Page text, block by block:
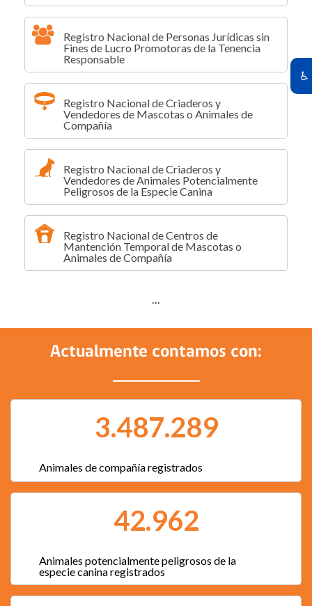
♿
Registro Nacional de Personas Jurídicas sin
Fines de Lucro Promotoras de la Tenencia
Responsable
Registro Nacional de Criaderos y
Vendedores de Mascotas o Animales de
Compañía
Registro Nacional de Criaderos y
Vendedores de Animales Potencialmente
Peligrosos de la Especie Canina
Registro Nacional de Centros de
Mantención Temporal de Mascotas o
Animales de Compañía
...
Actualmente contamos con:
3.487.289
Animales de compañía registrados
42.962
Animales potencialmente peligrosos de la
especie canina registrados